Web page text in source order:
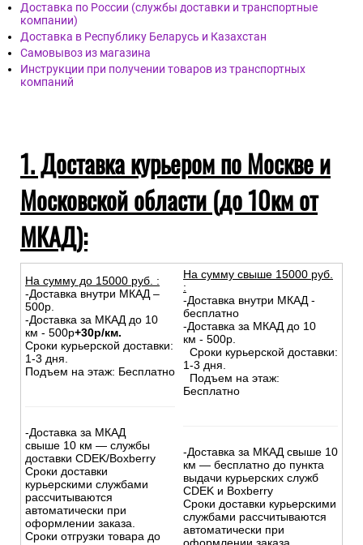
Доставка по России (службы доставки и транспортные
компании)
Доставка в Республику Беларусь и Казахстан
Самовывоз из магазина
Инструкции при получении товаров из транспортных
компаний
1. Доставка курьером по Москве и
Московской области (до 10км от
МКАД):
На сумму до 15000 руб. :
-Доставка внутри МКАД –
500р.
-Доставка за МКАД до 10
км - 500р+30р/км.
Сроки курьерской доставки:
1-3 дня.
Подъем на этаж: Бесплатно
-Доставка за МКАД
свыше 10 км — службы
доставки CDEK/Boxberry
Сроки доставки
курьерскими службами
рассчитываются
автоматически при
оформлении заказа.
Сроки отгрузки товара до
На сумму свыше 15000 руб.
:
-Доставка внутри МКАД -
бесплатно
-Доставка за МКАД до 10
км - 500р.
Сроки курьерской доставки:
1-3 дня.
Подъем на этаж:
Бесплатно
-Доставка за МКАД свыше 10
км — бесплатно до пункта
выдачи курьерских служб
CDEK и Boxberry
Сроки доставки курьерскими
службами рассчитываются
автоматически при